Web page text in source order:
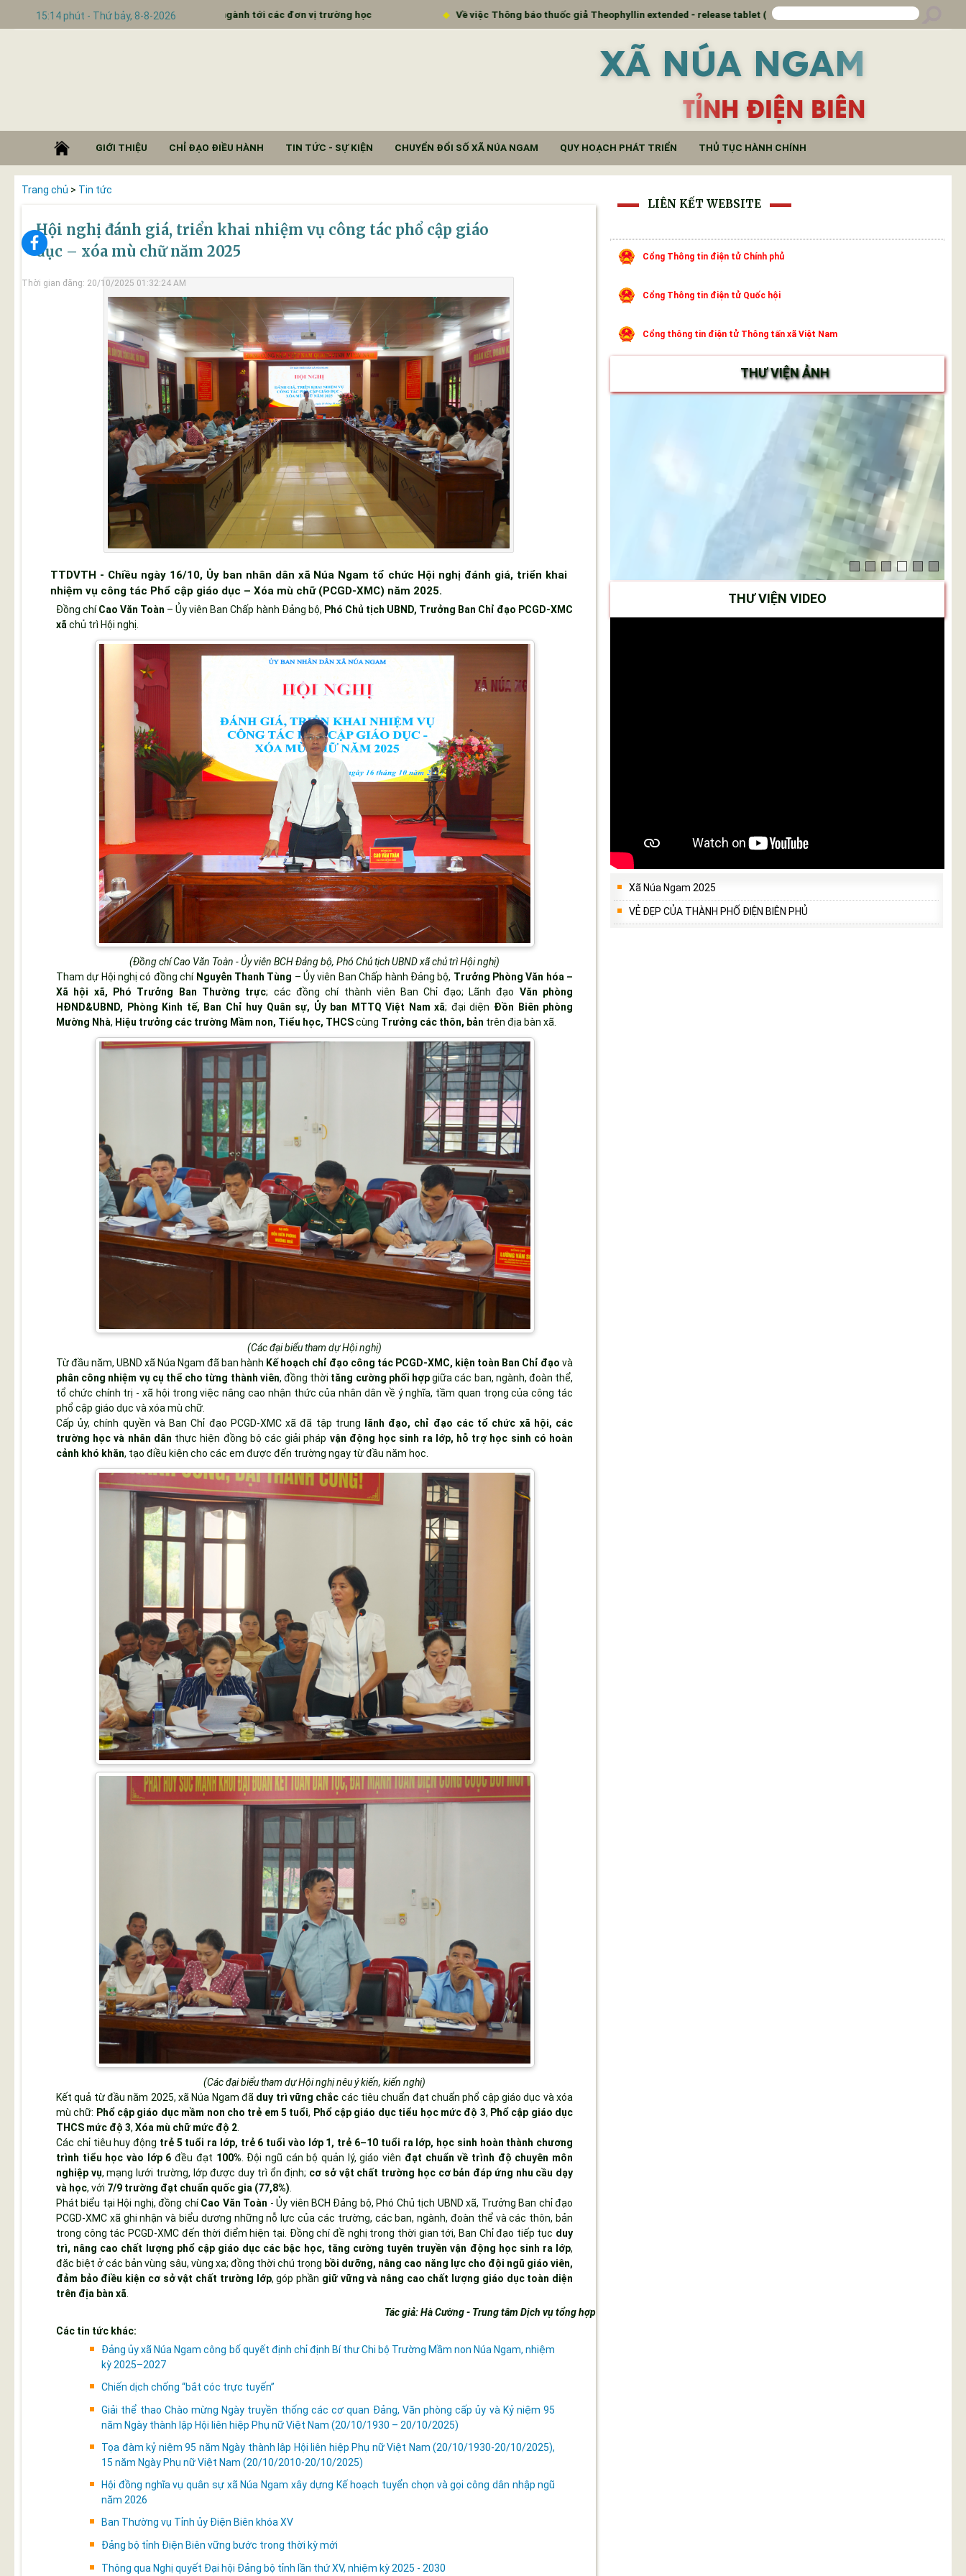
15:14 phút - Thứ bảy, 8-8-2026
truyền thông đưa báo ngành tới các đơn vị trường học Về việc Thông báo thuốc giả Theophyllin extended - release tablet (Theophylline 100mg) Thông báo kết luận
XÃ NÚA NGAM
TỈNH ĐIỆN BIÊN
GIỚI THIỆU CHỈ ĐẠO ĐIỀU HÀNH TIN TỨC - SỰ KIỆN CHUYỂN ĐỔI SỐ XÃ NÚA NGAM QUY HOẠCH PHÁT TRIỂN THỦ TỤC HÀNH CHÍNH
Trang chủ > Tin tức
Hội nghị đánh giá, triển khai nhiệm vụ công tác phổ cập giáo
dục – xóa mù chữ năm 2025
Thời gian đăng: 20/10/2025 01:32:24 AM
TTDVTH - Chiều ngày 16/10, Ủy ban nhân dân xã Núa Ngam tổ chức Hội nghị đánh giá, triển khai
nhiệm vụ công tác Phổ cập giáo dục – Xóa mù chữ (PCGD-XMC) năm 2025.
Đồng chíCao Văn Toàn – Ủy viên Ban Chấp hành Đảng bộ, Phó Chủ tịch UBND, Trưởng Ban Chỉ đạo PCGD-XMC
xã chủ trì Hội nghị.
(Đồng chí Cao Văn Toàn - Ủy viên BCH Đảng bộ, Phó Chủ tịch UBND xã chủ trì Hội nghị)
Tham dự Hội nghị có đồng chí Nguyễn Thanh Tùng – Ủy viên Ban Chấp hành Đảng bộ, Trưởng Phòng Văn hóa –
Xã hội xã, Phó Trưởng Ban Thường trực; các đồng chí thành viên Ban Chỉ đạo; Lãnh đạo Văn phòng
HĐND&UBND, Phòng Kinh tế, Ban Chỉ huy Quân sự, Ủy ban MTTQ Việt Nam xã; đại diện Đồn Biên phòng
Mường Nhà, Hiệu trưởng các trường Mầm non, Tiểu học, THCScùng Trưởng các thôn, bản trên địa bàn xã.
(Các đại biểu tham dự Hội nghị)
Từ đầu năm, UBND xã Núa Ngam đã ban hành Kế hoạch chỉ đạo công tác PCGD-XMC, kiện toàn Ban Chỉ đạo và
phân công nhiệm vụ cụ thể cho từng thành viên, đồng thời tăng cường phối hợpgiữa các ban, ngành, đoàn thể,
tổ chức chính trị - xã hội trong việc nâng cao nhận thức của nhân dân về ý nghĩa, tầm quan trọng của công tác
phổ cập giáo dục và xóa mù chữ.
Cấp ủy, chính quyền và Ban Chỉ đạo PCGD-XMC xã đã tập trung
lãnh đạo, chỉ đạo các tổ chức xã hội, các
trường học và nhân dân thực hiện đồng bộ các giải pháp vận động học sinh ra lớp, hỗ trợ học sinh có hoàn
cảnh khó khăn, tạo điều kiện cho các em được đến trường ngay từ đầu năm học.
(Các đại biểu tham dự Hội nghị nêu ý kiến, kiến nghị)
Kết quả từ đầu năm 2025, xã Núa Ngam đã duy trì vững chắc các tiêu chuẩn đạt chuẩn phổ cập giáo dục và xóa
mù chữ: Phổ cập giáo dục mầm non cho trẻ em 5 tuổi, Phổ cập giáo dục tiểu học mức độ 3, Phổ cập giáo dục
THCS mức độ 3, Xóa mù chữ mức độ 2.
Các chỉ tiêu huy động trẻ 5 tuổi ra lớp, trẻ 6 tuổi vào lớp 1, trẻ 6–10 tuổi ra lớp, học sinh hoàn thành chương
trình tiểu học vào lớp 6 đều đạt 100% . Đội ngũ cán bộ quản lý, giáo viên đạt chuẩn về trình độ chuyên môn
nghiệp vụ, mạng lưới trường, lớp được duy trì ổn định; cơ sở vật chất trường học cơ bản đáp ứng nhu cầu dạy
và học, với 7/9 trường đạt chuẩn quốc gia (77,8%)
Phát biểu tại Hội nghị, đồng chíCao Văn Toàn - Ủy viên BCH Đảng bộ, Phó Chủ tịch UBND xã, Trưởng Ban chỉ đạo
PCGD-XMC xã ghi nhận và biểu dương những nỗ lực của các trường, các ban, ngành, đoàn thể và các thôn, bản
trong công tác PCGD-XMC đến thời điểm hiện tại. Đồng chí đề nghị trong thời gian tới, Ban Chỉ đạo tiếp tục duy
trì, nâng cao chất lượng phổ cập giáo dục các bậc học, tăng cường tuyên truyền vận động học sinh ra lớp,
đặc biệt ở các bản vùng sâu, vùng xa; đồng thời chú trọng bồi dưỡng, nâng cao năng lực cho đội ngũ giáo viên,
đảm bảo điều kiện cơ sở vật chất trường lớp, góp phần giữ vững và nâng cao chất lượng giáo dục toàn diện
trên địa bàn xã
Tác giả: Hà Cường - Trung tâm Dịch vụ tổng hợp
Các tin tức khác:
Đảng ủy xã Núa Ngam công bố quyết định chỉ định Bí thư Chi bộ Trường Mầm non Núa Ngam, nhiệm
kỳ 2025–2027
Chiến dịch chống “bắt cóc trực tuyến”
Giải thể thao Chào mừng Ngày truyền thống các cơ quan Đảng, Văn phòng cấp ủy và Kỷ niệm 95
năm Ngày thành lập Hội liên hiệp Phụ nữ Việt Nam (20/10/1930 – 20/10/2025)
Tọa đàm kỷ niệm 95 năm Ngày thành lập Hội liên hiệp Phụ nữ Việt Nam (20/10/1930-20/10/2025),
15 năm Ngày Phụ nữ Việt Nam (20/10/2010-20/10/2025)
Hội đồng nghĩa vụ quân sự xã Núa Ngam xây dựng Kế hoạch tuyển chọn và gọi công dân nhập ngũ
năm 2026
Ban Thường vụ Tỉnh ủy Điện Biên khóa XV
Đảng bộ tỉnh Điện Biên vững bước trong thời kỳ mới
Thông qua Nghị quyết Đại hội Đảng bộ tỉnh lần thứ XV, nhiệm kỳ 2025 - 2030
LIÊN KẾT WEBSITE
Cổng Thông tin điện tử Chính phủ
Cổng Thông tin điện tử Quốc hội
Cổng thông tin điện tử Thông tấn xã Việt Nam
THƯ VIỆN ẢNH
THƯ VIỆN VIDEO
Xã Núa Ngam 2025
VẺ ĐẸP CỦA THÀNH PHỐ ĐIỆN BIÊN PHỦ